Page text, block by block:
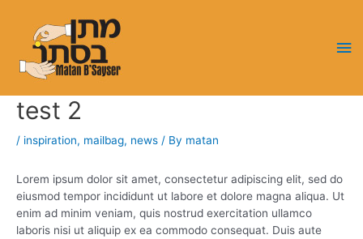
content
test 2
/ inspiration, mailbag, news / By matan
Lorem ipsum dolor sit amet, consectetur adipiscing elit, sed do
eiusmod tempor incididunt ut labore et dolore magna aliqua. Ut
enim ad minim veniam, quis nostrud exercitation ullamco
laboris nisi ut aliquip ex ea commodo consequat. Duis aute